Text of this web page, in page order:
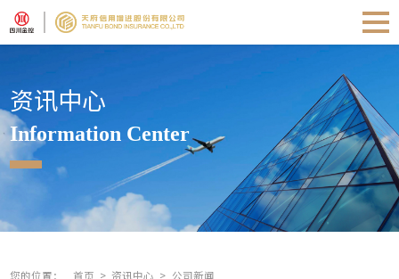
资讯中心
Information Center
您的位置： 首页 资讯中心 公司新闻